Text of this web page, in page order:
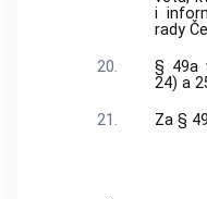
i
rady
20.
§ 49a
24) a
21.
Za §